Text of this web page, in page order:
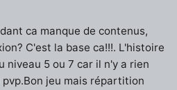
ca manque de contenus,
C'est la base ca!!!. L'histoire
niveau 5 ou 7 car il n'y a rien
jeu mais répartition